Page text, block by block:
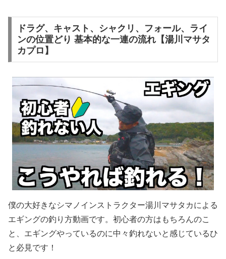
ドラグ、キャスト、シャクリ、フォール、ライ
ンの位置どり 基本的な一連の流れ【湯川マサタ
カプロ】
僕の大好きなシマノインストラクター湯川マサタカによる
エギングの釣り方動画です。初心者の方はもちろんのこ
と、エギングやっているのに中々釣れないと感じているひ
と必見です！